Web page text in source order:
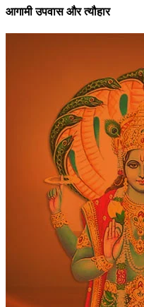
आगामी उपवास और त्यौहार